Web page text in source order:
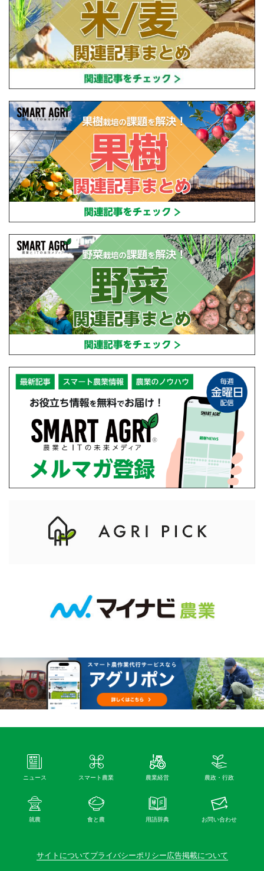
ニュース スマート農業 農業経営 農政・行政
就農 食と農 用語辞典 お問い合わせ
サイトについてプライバシーポリシー広告掲載について